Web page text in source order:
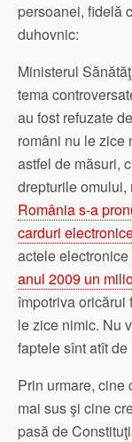
persoanei, fidelă
duhovnic:
Ministerul
tema
au fost refuzate
români nu le zice
astfel de măsuri,
drepturile omului,
România s-a
carduri
actele electronice
anul 2009 un
împotriva oricărui
le zice nimic. Nu
faptele sînt atît
Prin urmare, cine
mai sus şi cine
pasă de